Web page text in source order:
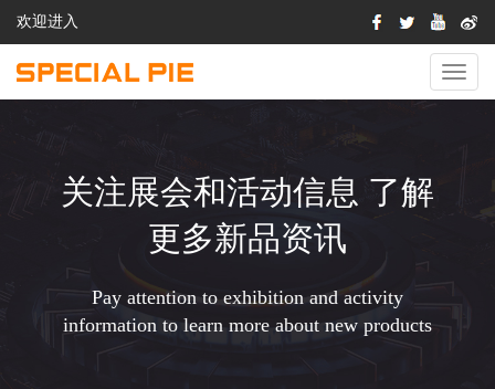
欢迎进入
切
换
关注展会和活动信息 了解
更多新品资讯
Pay attention to exhibition and activity
information to learn more about new products